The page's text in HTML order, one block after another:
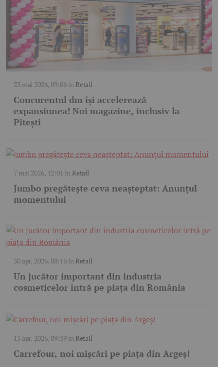
23 mai 2026, 09:06în Retail
Concurentul dm își accelerează
expansiunea! Noi magazine, inclusiv la
Pitești
7 mai 2026, 12:01 în Retail
Jumbo pregătește ceva neașteptat: Anunțul
momentului
30 apr. 2026, 08:16în Retail
Un jucător important din industria
cosmeticelor intră pe piața din România
13 apr. 2026, 09:39în Retail
Carrefour, noi mișcări pe piața din Argeș!